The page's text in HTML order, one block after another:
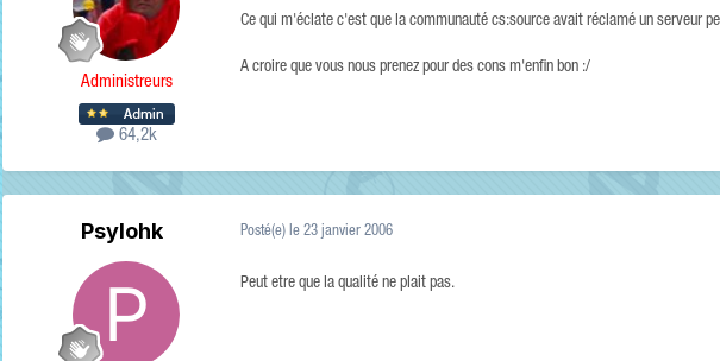
Administreurs
64,2k
Ce qui m'éclate c'est que la communauté cs:source avait réclamé un serveur
A croire que vous nous prenez pour des cons m'enfin bon :/
Psylohk Posté(e) le 23 janvier 2006
Peut etre que la qualité ne plait pas.